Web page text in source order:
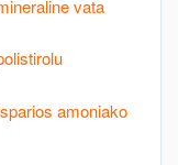
vata
amoniako